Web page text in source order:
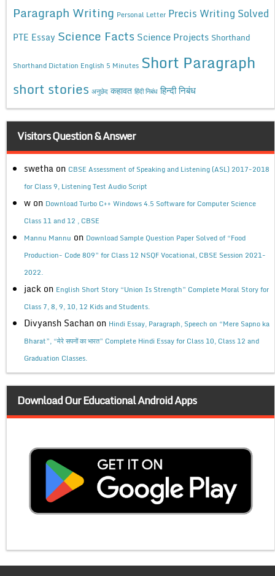
Paragraph Writing Personal Letter Precis Writing Solved
PTE Essay Science Facts Science Projects Shorthand
Shorthand Dictation English 5 Minutes Short Paragraph
short stories अनुछेद कहावत हिंदी निबंध हिन्दी निबंध
Visitors Question & Answer
swetha on CBSE Assessment of Speaking and Listening (ASL) 2017-2018
for Class 9, Listening Test Audio Script
w on Download Turbo C++ Windows 4.5 Software for Computer Science
Class 11 and 12 , CBSE
Mannu Mannu on Download Sample Question Paper Solved of “Food
Production- Code 809” for Class 12 NSQF Vocational, CBSE Session 2021-
2022.
jack on English Short Story “Union Is Strength” Complete Moral Story for
Class 7, 8, 9, 10, 12 Kids and Students.
Divyansh Sachan on Hindi Essay, Paragraph, Speech on “Mere Sapno ka
Bharat”, “मेरे सपनों का भारत” Complete Hindi Essay for Class 10, Class 12 and
Graduation Classes.
Download Our Educational Android Apps